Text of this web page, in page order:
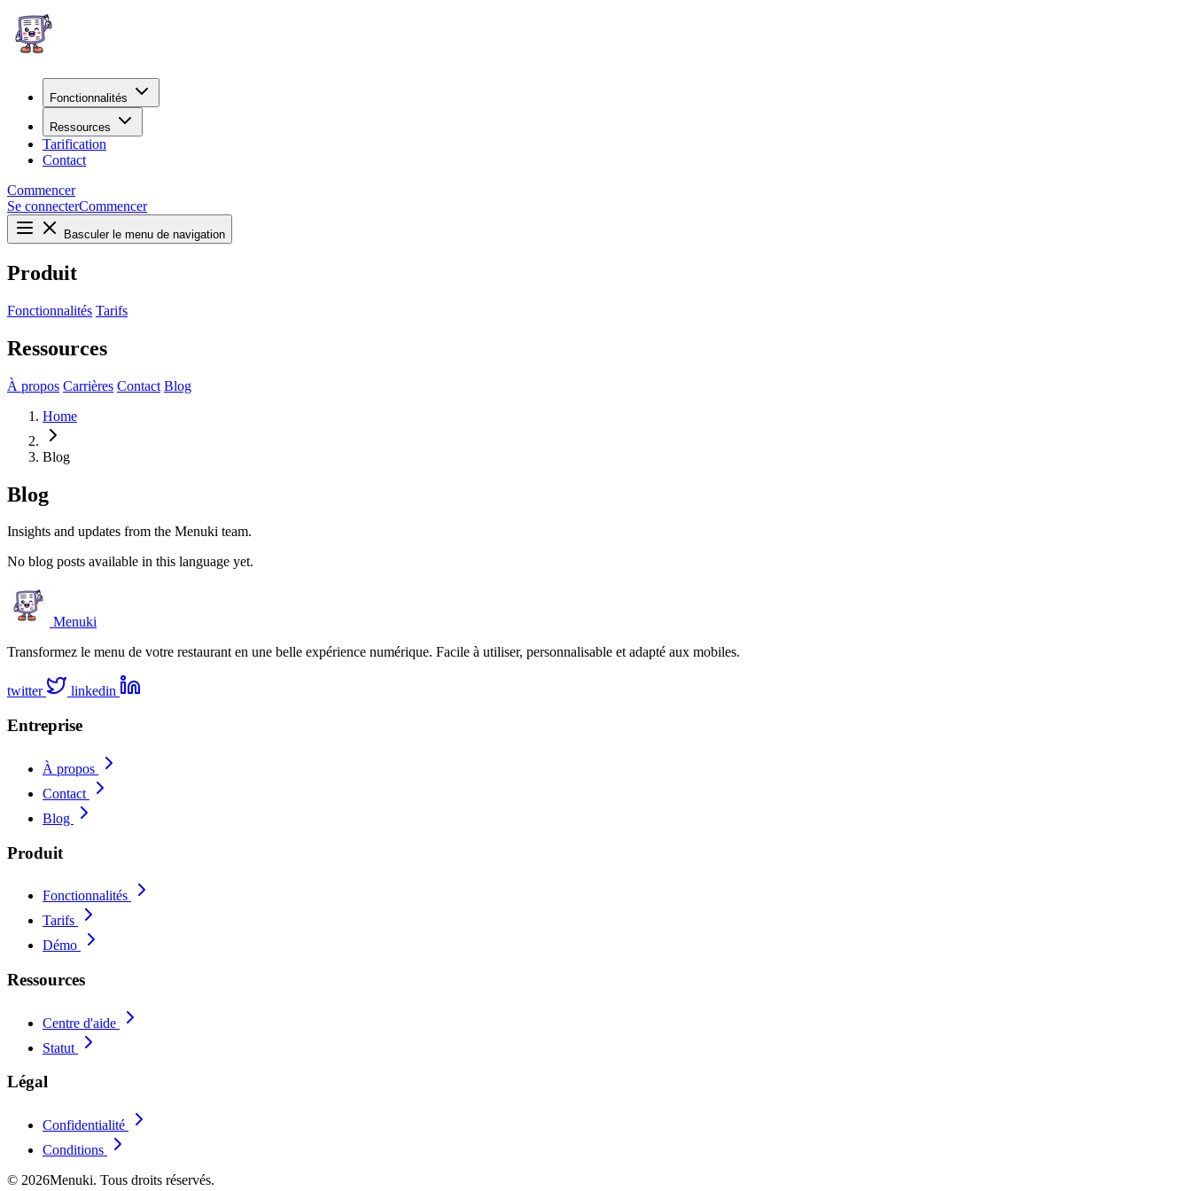
Fonctionnalités
Ressources
Tarification
Contact
Commencer
Se connecterCommencer
Basculer le menu de navigation
Produit
Fonctionnalités Tarifs
Ressources
À propos Carrières Contact Blog
Home
Blog
Blog
Insights and updates from the Menuki team.
No blog posts available in this language yet.
Menuki
Transformez le menu de votre restaurant en une belle expérience numérique. Facile à utiliser, personnalisable et adapté aux mobiles.
twitter linkedin
Entreprise
À propos
Contact
Blog
Produit
Fonctionnalités
Tarifs
Démo
Ressources
Centre d'aide
Statut
Légal
Confidentialité
Conditions
© 2026Menuki. Tous droits réservés.